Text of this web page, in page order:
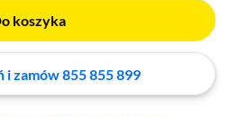
koszyka
i zamów 855 855 899